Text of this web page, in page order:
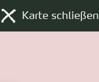
Karte schließen